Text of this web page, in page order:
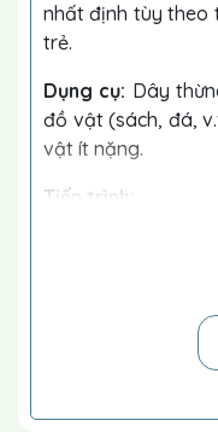
nhất định tùy theo
trẻ.
Dụng cụ: Dây
đồ vật (sách, đá,
vật ít nặng.
Tiến trình:
Cột thùng giấy
cầm đầu sợi dây
Sau đó bạn để